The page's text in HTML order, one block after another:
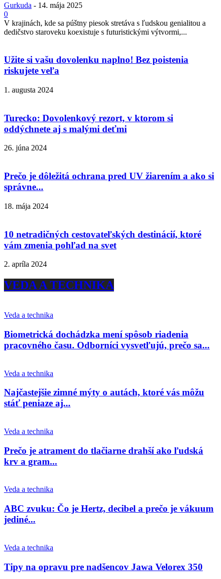
Gurkuda - 14. mája 2025
0
V krajinách, kde sa púštny piesok stretáva s ľudskou genialitou a
dedičstvo staroveku koexistuje s futuristickými výtvormi,...
Užite si vašu dovolenku naplno! Bez poistenia
riskujete veľa
1. augusta 2024
Turecko: Dovolenkový rezort, v ktorom si
oddýchnete aj s malými deťmi
26. júna 2024
Prečo je dôležitá ochrana pred UV žiarením a ako si
správne...
18. mája 2024
10 netradičných cestovateľských destinácií, ktoré
vám zmenia pohľad na svet
2. apríla 2024
VEDA A TECHNIKA
Veda a technika
Biometrická dochádzka mení spôsob riadenia
pracovného času. Odborníci vysvetľujú, prečo sa...
Veda a technika
Najčastejšie zimné mýty o autách, ktoré vás môžu
stáť peniaze aj...
Veda a technika
Prečo je atrament do tlačiarne drahší ako ľudská
krv a gram...
Veda a technika
ABC zvuku: Čo je Hertz, decibel a prečo je vákuum
jediné...
Veda a technika
Tipy na opravu pre nadšencov Jawa Velorex 350